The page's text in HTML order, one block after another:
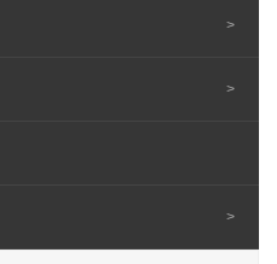
>
>
>